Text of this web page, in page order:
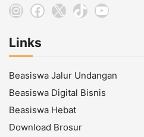
Instagram
Facebook
X TikTokYouTube
Links
Beasiswa Jalur Undangan
Beasiswa Digital Bisnis
Beasiswa Hebat
Download Brosur